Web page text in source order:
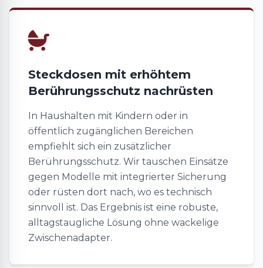
Steckdosen mit erhöhtem
Berührungsschutz nachrüsten
In Haushalten mit Kindern oder in
öffentlich zugänglichen Bereichen
empfiehlt sich ein zusätzlicher
Berührungsschutz. Wir tauschen Einsätze
gegen Modelle mit integrierter Sicherung
oder rüsten dort nach, wo es technisch
sinnvoll ist. Das Ergebnis ist eine robuste,
alltagstaugliche Lösung ohne wackelige
Zwischenadapter.